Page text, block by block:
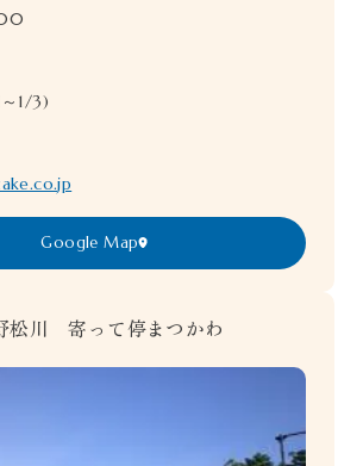
Google Map
1/3)
松川 寄って停まつかわ